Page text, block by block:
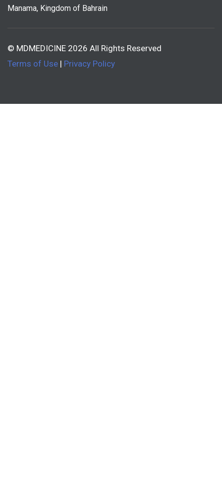
Manama, Kingdom of Bahrain
© MDMEDICINE 2026 All Rights Reserved
Terms of Use | Privacy Policy